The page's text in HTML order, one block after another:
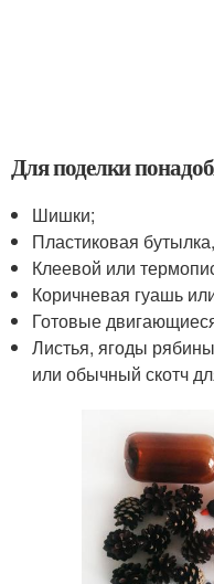
Для поделки
Шишки;
Пластиковая
Клеевой или
Коричневая гуашь
Готовые
Листья, ягоды
или обычный скотч